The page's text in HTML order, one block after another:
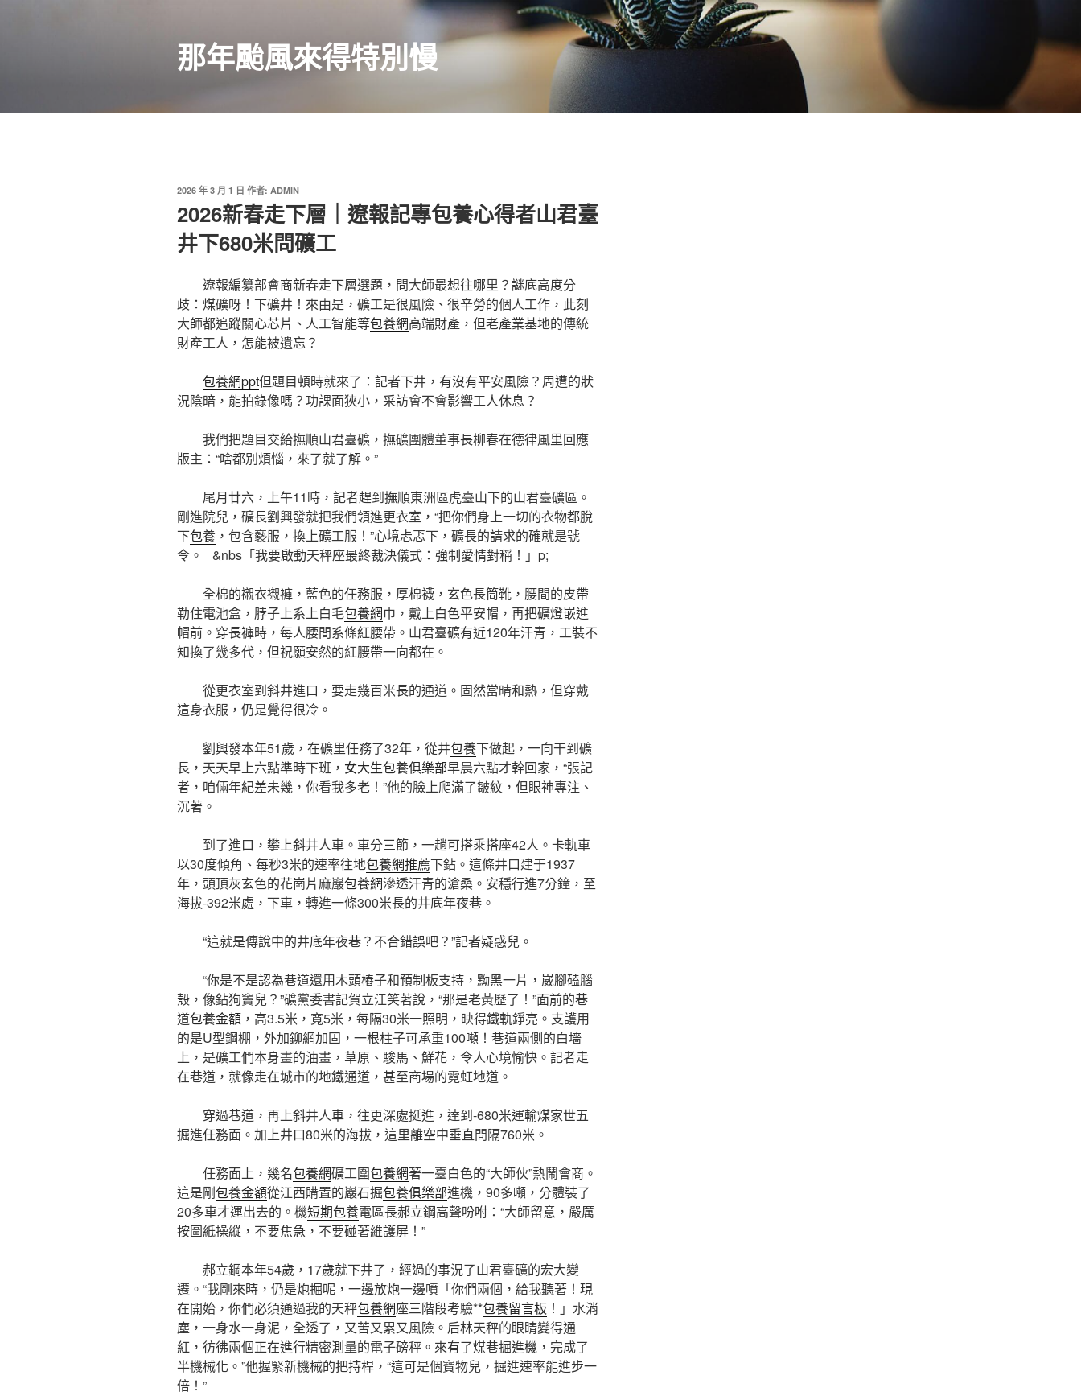
那年颱風來得特別慢
發
於
2026 年 3 月 1 日 作者: ADMIN
2026新春走下層｜遼報記專包養心得者山君臺
井下680米問礦工
遼報編纂部會商新春走下層選題，問大師最想往哪里？謎底高度分
歧：煤礦呀！下礦井！來由是，礦工是很風險、很辛勞的個人工作，此刻
大師都追蹤關心芯片、人工智能等包養網高端財產，但老產業基地的傳統
財產工人，怎能被遺忘？
包養網ppt但題目頓時就來了：記者下井，有沒有平安風險？周遭的狀
況陰暗，能拍錄像嗎？功課面狹小，采訪會不會影響工人休息？
我們把題目交給撫順山君臺礦，撫礦團體董事長柳春在德律風里回應
版主：“啥都別煩惱，來了就了解。”
尾月廿六，上午11時，記者趕到撫順東洲區虎臺山下的山君臺礦區。
剛進院兒，礦長劉興發就把我們領進更衣室，“把你們身上一切的衣物都脫
下包養 ，包含褻服，換上礦工服！”心境忐忑下，礦長的請求的確就是號
令。 &nbs「我要啟動天秤座最終裁決儀式：強制愛情對稱！」p;
全棉的襯衣襯褲，藍色的任務服，厚棉襪，玄色長筒靴，腰間的皮帶
勒住電池盒，脖子上系上白毛包養網巾，戴上白色平安帽，再把礦燈嵌進
帽前。穿長褲時，每人腰間系條紅腰帶。山君臺礦有近120年汗青，工裝不
知換了幾多代，但祝願安然的紅腰帶一向都在。
從更衣室到斜井進口，要走幾百米長的通道。固然當晴和熱，但穿戴
這身衣服，仍是覺得很冷。
劉興發本年51歲，在礦里任務了32年，從井包養下做起，一向干到礦
長，天天早上六點準時下班， 女大生包養俱樂部早晨六點才幹回家，“張記
者，咱倆年紀差未幾，你看我多老！”他的臉上爬滿了皺紋，但眼神專注、
沉著。
到了進口，攀上斜井人車。車分三節，一趟可搭乘搭座42人。卡軌車
以30度傾角、每秒3米的速率往地包養網推薦下鉆。這條井口建于1937
年，頭頂灰玄色的花崗片麻巖包養網滲透汗青的滄桑。安穩行進7分鐘，至
海拔-392米處，下車，轉進一條300米長的井底年夜巷。
“這就是傳說中的井底年夜巷？不合錯誤吧？”記者疑惑兒。
“你是不是認為巷道還用木頭樁子和預制板支持，黝黑一片，崴腳磕腦
殼，像鉆狗竇兒？”礦黨委書記賀立江笑著說，“那是老黃歷了！”面前的巷
道包養金額 ，高3.5米，寬5米，每隔30米一照明，映得鐵軌錚亮。支護用
的是U型鋼棚，外加鉚網加固，一根柱子可承重100噸！巷道兩側的白墻
上，是礦工們本身畫的油畫，草原、駿馬、鮮花，令人心境愉快。記者走
在巷道，就像走在城市的地鐵通道，甚至商場的霓虹地道。
穿過巷道，再上斜井人車，往更深處挺進，達到-680米運輸煤家世五
掘進任務面。加上井口80米的海拔，這里離空中垂直間隔760米。
任務面上，幾名包養網礦工圍包養網著一臺白色的“大師伙”熱鬧會商。
這是剛包養金額從江西購置的巖石掘包養俱樂部進機，90多噸，分體裝了
20多車才運出去的。機短期包養電區長郝立鋼高聲吩咐：“大師留意，嚴厲
按圖紙操縱，不要焦急，不要碰著維護屏！”
郝立鋼本年54歲，17歲就下井了，經過的事況了山君臺礦的宏大變
遷。“我剛來時，仍是炮掘呢，一邊放炮一邊噴「你們兩個，給我聽著！現
在開始，你們必須通過我的天秤包養網座三階段考驗**包養留言板 ！」水消
塵，一身水一身泥，全透了，又苦又累又風險。后林天秤的眼睛變得通
紅，彷彿兩個正在進行精密測量的電子磅秤。來有了煤巷掘進機，完成了
半機械化。”他握緊新機械的把持桿，“這可是個寶物兒，掘進速率能進步一
倍！”